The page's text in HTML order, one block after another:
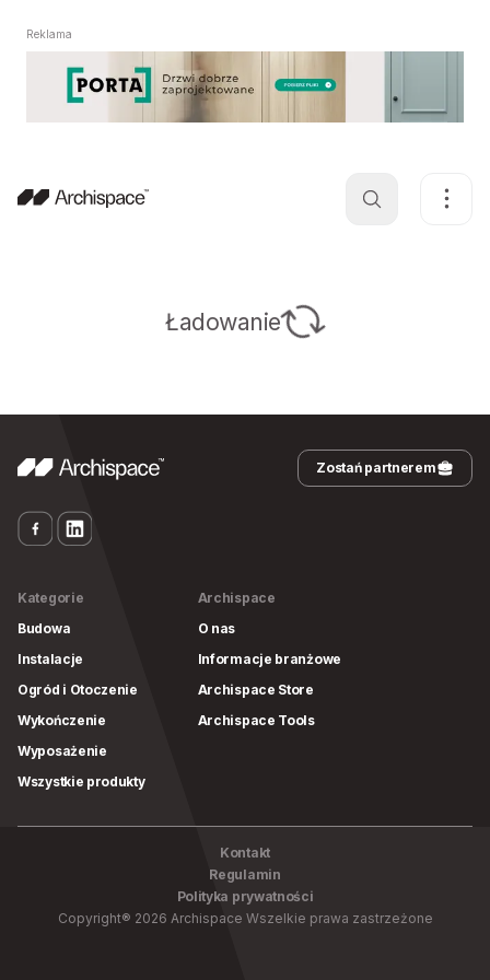
Reklama
Ładowanie
Zostań partnerem
Kategorie
Budowa
Instalacje
Ogród i Otoczenie
Wykończenie
Wyposażenie
Wszystkie produkty
Archispace
O nas
Informacje branżowe
Archispace Store
Archispace Tools
Kontakt
Regulamin
Polityka prywatności
Copyright® 2026 Archispace Wszelkie prawa zastrzeżone